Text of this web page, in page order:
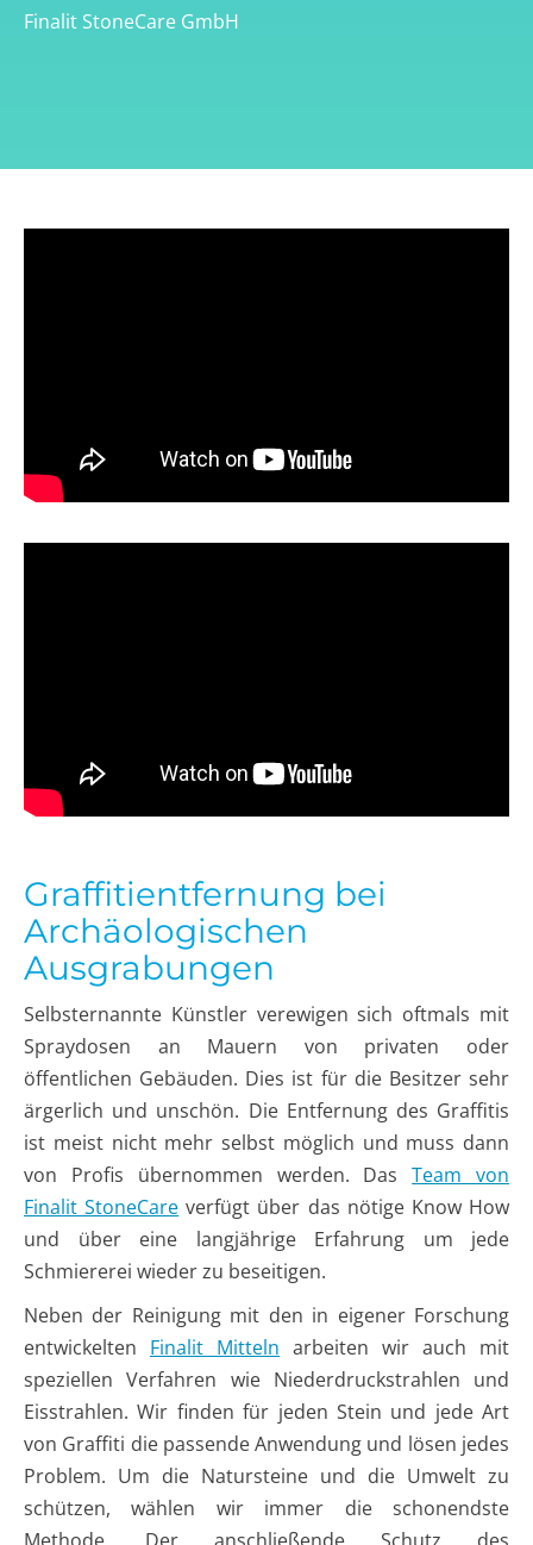
Finalit StoneCare GmbH
Graffitientfernung bei
Archäologischen
Ausgrabungen
Selbsternannte Künstler verewigen sich oftmals mit
Spraydosen an Mauern von privaten oder
öffentlichen Gebäuden. Dies ist für die Besitzer sehr
ärgerlich und unschön. Die Entfernung des Graffitis
ist meist nicht mehr selbst möglich und muss dann
von Profis übernommen werden. DasTeam von
Finalit StoneCare verfügt über das nötige Know How
und über eine langjährige Erfahrung um jede
Schmiererei wieder zu beseitigen.
Neben der Reinigung mit den in eigener Forschung
entwickelten Finalit Mitteln arbeiten wir auch mit
speziellen Verfahren wie Niederdruckstrahlen und
Eisstrahlen. Wir finden für jeden Stein und jede Art
von Graffiti die passende Anwendung und lösen jedes
Problem. Um die Natursteine und die Umwelt zu
schützen, wählen wir immer die schonendste